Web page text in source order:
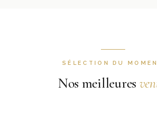
SÉLECTION DU
Nos meilleures